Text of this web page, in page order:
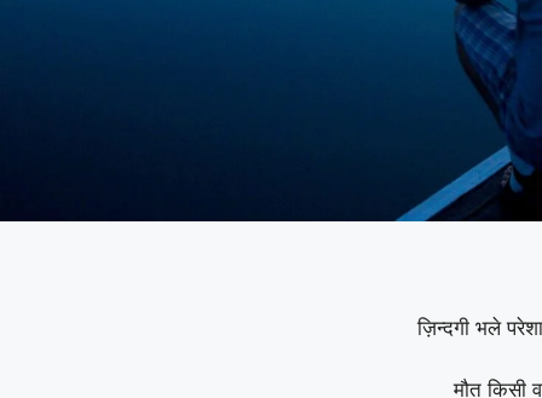
ज़िन्दगी भले
मौत किसी